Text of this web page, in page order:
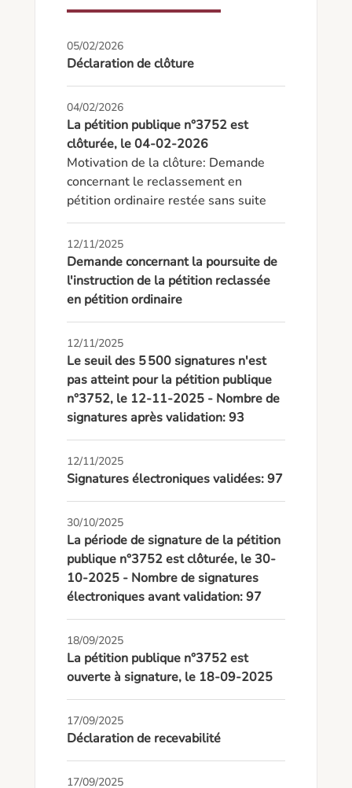
05/02/2026
Déclaration de clôture
04/02/2026
La pétition publique n°3752 est
clôturée, le 04-02-2026
Motivation de la clôture: Demande
concernant le reclassement en
pétition ordinaire restée sans suite
12/11/2025
Demande concernant la poursuite de
l'instruction de la pétition reclassée
en pétition ordinaire
12/11/2025
Le seuil des 5 500 signatures n'est
pas atteint pour la pétition publique
n°3752, le 12-11-2025 - Nombre de
signatures après validation: 93
12/11/2025
Signatures électroniques validées: 97
30/10/2025
La période de signature de la pétition
publique n°3752 est clôturée, le 30-
10-2025 - Nombre de signatures
électroniques avant validation: 97
18/09/2025
La pétition publique n°3752 est
ouverte à signature, le 18-09-2025
17/09/2025
Déclaration de recevabilité
17/09/2025